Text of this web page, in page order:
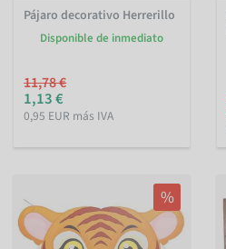
Pájaro decorativo Herrerillo
Disponible de inmediato
11,78 €
1,13 €
0,95 EUR más IVA
%